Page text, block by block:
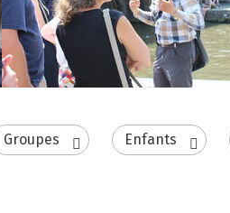
Groupes Enfants